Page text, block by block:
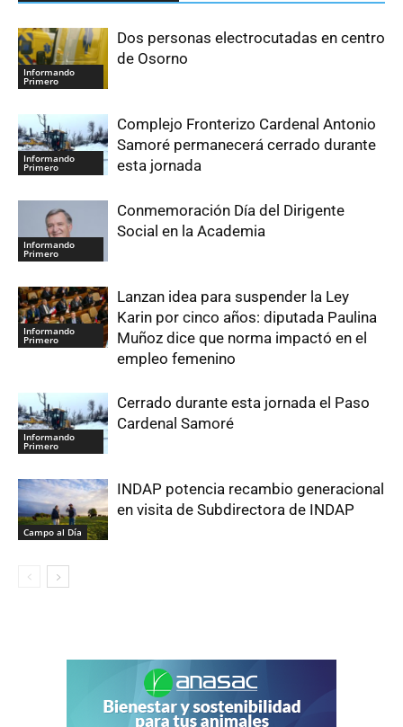
Informando
Primero
Dos personas electrocutadas en centro
de Osorno
Informando
Primero
Complejo Fronterizo Cardenal Antonio
Samoré permanecerá cerrado durante
esta jornada
Informando
Primero
Conmemoración Día del Dirigente
Social en la Academia
Informando
Primero
Lanzan idea para suspender la Ley
Karin por cinco años: diputada Paulina
Muñoz dice que norma impactó en el
empleo femenino
Informando
Primero
Cerrado durante esta jornada el Paso
Cardenal Samoré
Campo al Día
INDAP potencia recambio generacional
en visita de Subdirectora de INDAP